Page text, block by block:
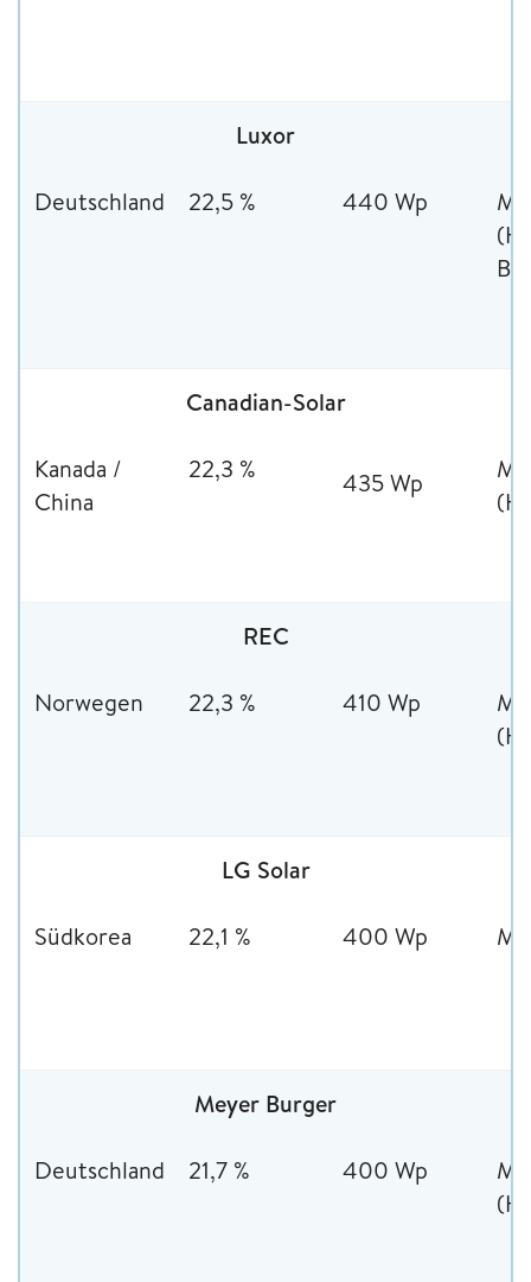
Luxor
Deutschland 22,5 % 440 Wp
Canadian-Solar
Kanada /
China
22,3 % 435 Wp
REC
Norwegen 22,3 % 410 Wp
LG Solar
Südkorea 22,1 % 400 Wp
Meyer Burger
Deutschland 21,7 % 400 Wp